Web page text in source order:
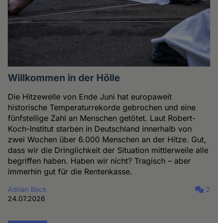
Willkommen in der Hölle
Die Hitzewelle von Ende Juni hat europaweit
historische Temperaturrekorde gebrochen und eine
fünfstellige Zahl an Menschen getötet. Laut Robert-
Koch-Institut starben in Deutschland innerhalb von
zwei Wochen über 6.000 Menschen an der Hitze. Gut,
dass wir die Dringlichkeit der Situation mittlerweile alle
begriffen haben. Haben wir nicht? Tragisch – aber
immerhin gut für die Rentenkasse.
Adrian Beck
24.07.2026
2